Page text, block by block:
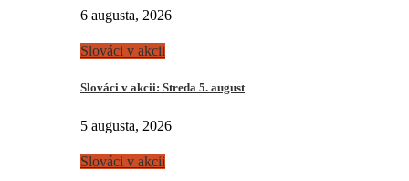
6 augusta, 2026
Slováci v akcii
Slováci v akcii: Streda 5. august
5 augusta, 2026
Slováci v akcii